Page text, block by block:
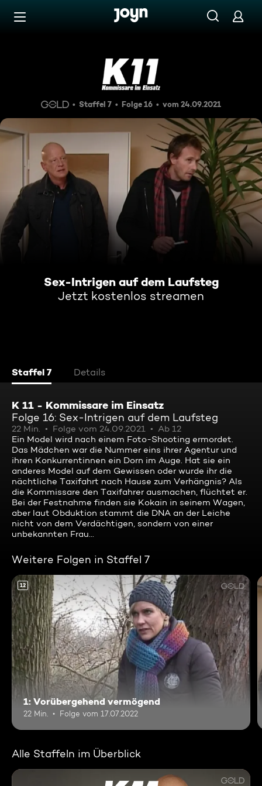
Zum Inhalt springen
Sex-Intrigen auf dem
Staffel 7 Folge 16 vom 24.09.2021
Sex-Intrigen auf dem Laufsteg
Jetzt kostenlos streamen
Staffel 7 Details
K 11 - Kommissare im Einsatz
Folge 16: Sex-Intrigen auf dem Laufsteg
22 Min. Folge vom 24.09.2021
Ab 12
Ein Model wird nach einem Foto-Shooting ermordet.
Das Mädchen war die Nummer eins ihrer Agentur und
ihren Konkurrentinnen ein Dorn im Auge. Hat sie ein
anderes Model auf dem Gewissen oder wurde ihr die
nächtliche Taxifahrt nach Hause zum Verhängnis? Als
die Kommissare den Taxifahrer ausmachen, flüchtet er.
Bei der Festnahme finden sie Kokain in seinem Wagen,
aber laut Obduktion stammt die DNA an der Leiche
nicht von dem Verdächtigen, sondern von einer
unbekannten Frau...
Weitere Folgen in Staffel 7
12
1: Vorübergehend vermögend
22 Min. Folge vom 17.07.2022
Alle Staffeln im Überblick